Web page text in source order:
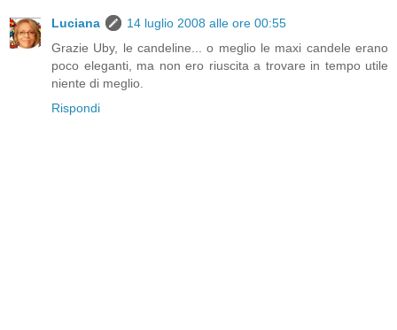
Luciana
14 luglio 2008 alle ore 00:55
Grazie Uby, le candeline... o meglio le maxi candele erano
poco eleganti, ma non ero riuscita a trovare in tempo utile
niente di meglio.
Rispondi